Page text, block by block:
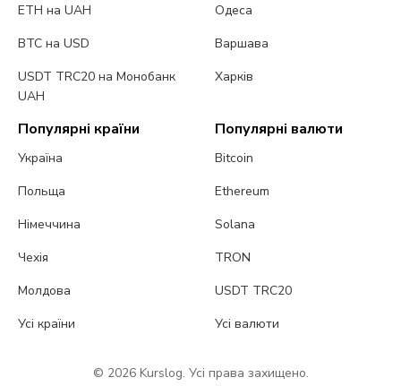
ETH на UAH
BTC на USD
USDT TRC20 на Монобанк
UAH
Одеса
Варшава
Харків
Популярні країни
Україна
Польща
Німеччина
Чехія
Молдова
Усі країни
Популярні валюти
Bitcoin
Ethereum
Solana
TRON
USDT TRC20
Усі валюти
© 2026 Kurslog. Усі права захищено.